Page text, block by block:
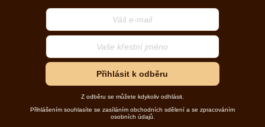
Přihlásit k odběru
Z odběru se můžete kdykoliv odhlásit.
Přihlášením souhlasíte se zasíláním obchodních sdělení a se zpracováním
osobních údajů.